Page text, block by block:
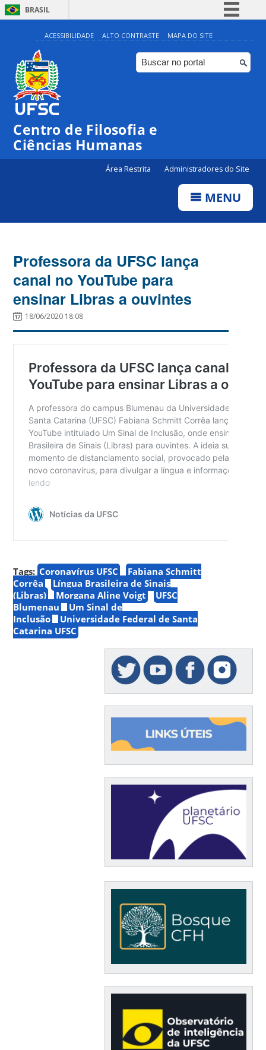
BRASIL
Simplifique!
Comunica BR
Participe
ACESSIBILIDADE ALTO CONTRASTE MAPA DO SITE
Centro de Filosofia e
Ciências Humanas
Área Restrita Administradores do Site
MENU
Professora da UFSC lança
canal no YouTube para
ensinar Libras a ouvintes
18/06/2020 18:08
Tags: Coronavírus UFSC
Fabiana Schmitt
Corrêa
Língua Brasileira de Sinais
(Libras)
Morgana Aline Voigt
UFSC
Blumenau
Um Sinal de
Inclusão
Universidade Federal de Santa
Catarina UFSC